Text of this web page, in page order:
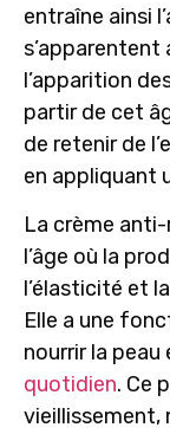
entraîne ainsi
s’apparentent
l’apparition
partir de cet
de retenir de
en appliquant
La crème
l’âge où la
l’élasticité et
Elle a une
nourrir la
quotidien. Ce
vieillissement,